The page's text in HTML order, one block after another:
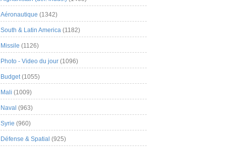
Aéronautique (1342)
South & Latin America (1182)
Missile (1126)
Photo - Video du jour (1096)
Budget(1055)
Mali (1009)
Naval (963)
Syrie (960)
Défense & Spatial (925)